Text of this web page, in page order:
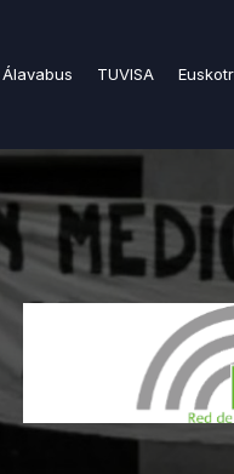
Álavabus TUVISA